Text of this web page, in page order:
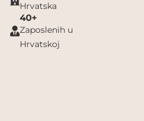
Hrvatska
40+
Zaposlenih u
Hrvatskoj